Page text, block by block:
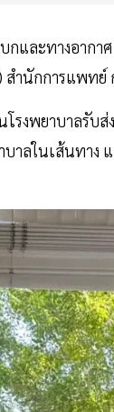
กและทางอาก
ำนักการแพทย์
โรงพยาบาลรั
บาลในเส้นทา